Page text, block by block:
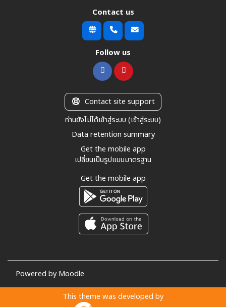
Contact us
Follow us
Contact site support
ท่านยังไม่ได้เข้าสู่ระบบ (เข้าสู่ระบบ)
Data retention summary
Get the mobile app
เปลี่ยนเป็นรูปแบบมาตรฐาน
Get the mobile app
Powered byMoodle
This theme was developed by